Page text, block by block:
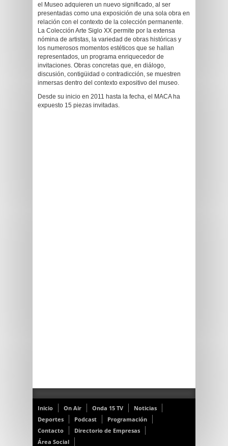
el Museo adquieren un nuevo significado, al ser
presentadas como una exposición de una sola obra en
relación con el contexto de la colección permanente.
La Colección Arte Siglo XX permite por la extensa
nómina de artistas, la variedad de obras históricas y
los numerosos momentos estéticos que se hallan
representados, un programa enriquecedor de
invitaciones. Obras concretas que, en diálogo,
discusión, contigüidad o contradicción, se muestren
inmersas dentro del contexto expositivo del museo.
Desde su inicio en 2011 hasta la fecha, el MACA ha
expuesto 15 piezas invitadas.
Inicio On Air Onda 15 TV
Noticias
Deportes
Podcast
Programación
Contacto
Directorio de Empresas
Área Social